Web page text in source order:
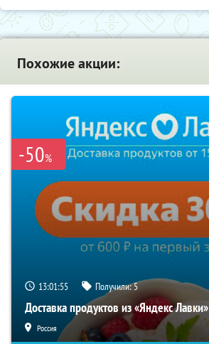
Похожие акции:
-50%
13:01:55 Получили:5
Доставка продуктов из «Яндекс Лавки»
Россия